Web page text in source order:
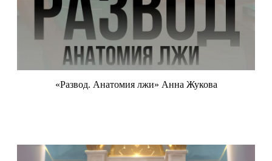
«Развод. Анатомия лжи» Анна Жукова